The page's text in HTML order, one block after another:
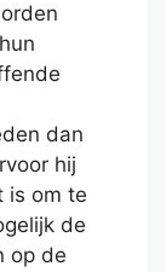
dan
hij
is om te
de
op de